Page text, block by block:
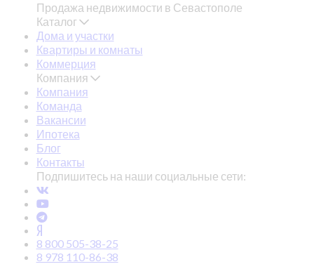
Продажа недвижимости в Севастополе
Каталог
Дома и участки
Квартиры и комнаты
Коммерция
Компания
Компания
Команда
Вакансии
Ипотека
Блог
Контакты
Подпишитесь на наши социальные сети:
8 800 505-38-25
8 978 110-86-38